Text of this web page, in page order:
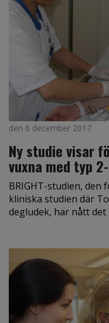
den 6 december 2017
Ny studie visar
vuxna med typ
BRIGHT-studien,
kliniska studien där
degludek, har nått det